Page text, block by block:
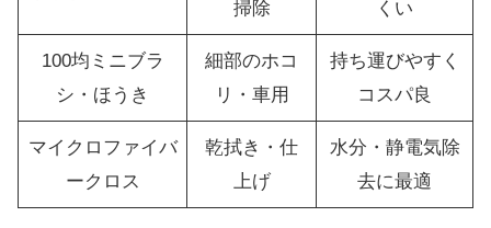
掃除
くい
100均ミニブラ
シ・ほうき
細部のホコ
リ・車用
持ち運びやすく
コスパ良
マイクロファイバ
ークロス
乾拭き・仕
上げ
水分・静電気除
去に最適